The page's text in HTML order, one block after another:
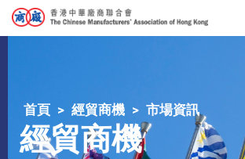
首頁 經貿商機 市場資訊
經貿商機